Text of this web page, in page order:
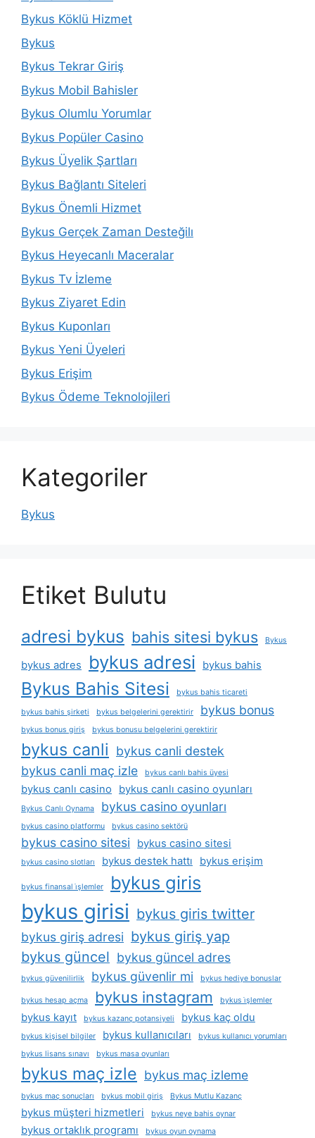
Bykus Köklü Hizmet
Bykus
Bykus Tekrar Giriş
Bykus Mobil Bahisler
Bykus Olumlu Yorumlar
Bykus Popüler Casino
Bykus Üyelik Şartları
Bykus Bağlantı Siteleri
Bykus Önemli Hizmet
Bykus Gerçek Zaman Desteğilı
Bykus Heyecanlı Maceralar
Bykus Tv İzleme
Bykus Ziyaret Edin
Bykus Kuponları
Bykus Yeni Üyeleri
Bykus Erişim
Bykus Ödeme Teknolojileri
Kategoriler
Bykus
Etiket Bulutu
adresi bykus bahis sitesi bykus Bykus
bykus adres bykus adresi bykus bahis
Bykus Bahis Sitesi bykus bahis ticareti
bykus bahis şirketi bykus belgelerini gerektirir bykus bonus
bykus bonus giriş bykus bonusu belgelerini gerektirir
bykus canli
bykus canli destek
bykus canli maç izle
bykus canlı bahis üyesi
bykus canlı casino bykus canlı casino oyunları
Bykus Canlı Oynama bykus casino oyunları
bykus casino platformu bykus casino sektörü
bykus casino sitesi bykus casino sitesi
bykus casino slotları bykus destek hattı bykus erişim
bykus finansal i̇şlemler bykus giris
bykus girisi bykus giris twitter
bykus giriş adresi bykus giriş yap
bykus güncel
bykus güncel adres
bykus güvenilirlik bykus güvenlir mi bykus hediye bonuslar
bykus hesap açma bykus instagram bykus i̇şlemler
bykus kayıt bykus kazanç potansiyeli bykus kaç oldu
bykus kişisel bilgiler bykus kullanıcıları
bykus kullanıcı yorumları
bykus lisans sınavı
bykus masa oyunları
bykus maç izle bykus maç izleme
bykus maç sonuçları bykus mobil giriş Bykus Mutlu Kazanç
bykus müşteri hizmetleri bykus neye bahis oynar
bykus ortaklık programı
bykus oyun oynama